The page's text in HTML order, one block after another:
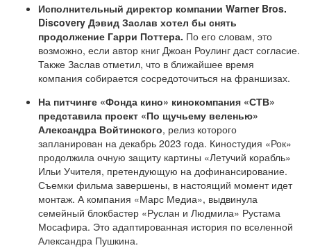
Исполнительный директор компании Warner Bros.
Discovery Дэвид Заслав хотел бы снять
продолжение Гарри Поттера. По его словам, это
возможно, если автор книг Джоан Роулинг даст согласие.
Также Заслав отметил, что в ближайшее время
компания собирается сосредоточиться на франшизах.
На питчинге «Фонда кино» кинокомпания «СТВ»
представила проект «По щучьему веленью»
Александра Войтинского, релиз которого
запланирован на декабрь 2023 года. Киностудия «Рок»
продолжила очную защиту картины «Летучий корабль»
Ильи Учителя, претендующую на дофинансирование.
Съемки фильма завершены, в настоящий момент идет
монтаж. А компания «Марс Медиа», выдвинула
семейный блокбастер «Руслан и Людмила» Рустама
Мосафира. Это адаптированная история по вселенной
Александра Пушкина.